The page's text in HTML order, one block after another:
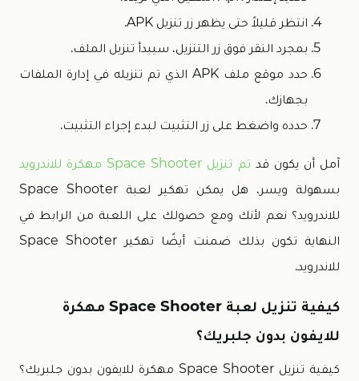
انتظر قليلاً حتى يظهر زر تنزيل APK.
بمجرد النقر فوق زر التنزيل، سيبدأ تنزيل الملف.
حدد موقع ملف APK الذي تم تنزيله في إدارة الملفات
بجهازك.
حدده واضغط على زر التثبيت لبدء إجراء التثبيت.
آمل أن يكون قد تم تنزيل Space Shooter مهكرة للاندرويد
بسهولة ويسر، هل يمكن تهكير لعبة Space Shooter
للاندرويد؟ نعم لأنك ومع حصولك على اللعبة من الرابط في
النهاية تكون بذلك ضمنت أيضًا تهكير Space Shooter
للاندرويد.
كيفية تنزيل لعبة Space Shooter مهكرة
للايفون بدون جلبريك؟
كيفية تنزيل Space Shooter مهكرة للايفون بدون جلبريك؟